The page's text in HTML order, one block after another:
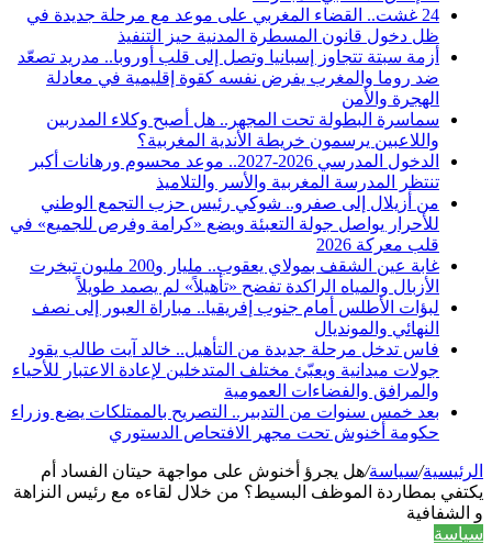
24 غشت.. القضاء المغربي على موعد مع مرحلة جديدة في
ظل دخول قانون المسطرة المدنية حيز التنفيذ
أزمة سبتة تتجاوز إسبانيا وتصل إلى قلب أوروبا.. مدريد تصعّد
ضد روما والمغرب يفرض نفسه كقوة إقليمية في معادلة
الهجرة والأمن
سماسرة البطولة تحت المجهر.. هل أصبح وكلاء المدربين
واللاعبين يرسمون خريطة الأندية المغربية؟
الدخول المدرسي 2026-2027.. موعد محسوم ورهانات أكبر
تنتظر المدرسة المغربية والأسر والتلاميذ
من أزيلال إلى صفرو.. شوكي رئيس حزب التجمع الوطني
للأحرار يواصل جولة التعبئة ويضع «كرامة وفرص للجميع» في
قلب معركة 2026
غابة عين الشقف بمولاي يعقوب.. مليار و200 مليون تبخرت
الأزبال والمياه الراكدة تفضح «تأهيلاً» لم يصمد طويلاً
لبؤات الأطلس أمام جنوب إفريقيا.. مباراة العبور إلى نصف
النهائي والمونديال
فاس تدخل مرحلة جديدة من التأهيل.. خالد آيت طالب يقود
جولات ميدانية ويعبّئ مختلف المتدخلين لإعادة الاعتبار للأحياء
والمرافق والفضاءات العمومية
بعد خمس سنوات من التدبير.. التصريح بالممتلكات يضع وزراء
حكومة أخنوش تحت مجهر الافتحاص الدستوري
الرئيسية/سياسة/هل يجرؤ أخنوش على مواجهة حيتان الفساد أم
يكتفي بمطاردة الموظف البسيط؟ من خلال لقاءه مع رئيس النزاهة
و الشفافية
سياسة